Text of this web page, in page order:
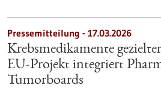
Pressemitteilung - 17.03.2026
Krebsmedikamente
EU-Projekt integriert
Tumorboards